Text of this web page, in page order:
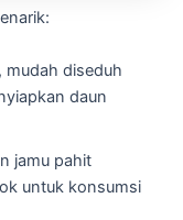
mudah diseduh
daun
jamu pahit
untuk konsumsi